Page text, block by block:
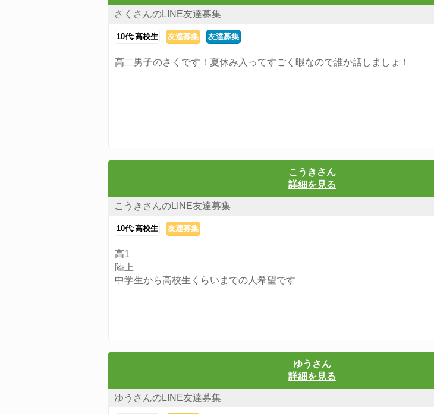
さくさんのLINE友達募集
10代:高校生 友達募集 友達募集
高二男子のさくです！夏休み入ってすごく暇なので誰か話しましょ！
こうきさん
詳細を見る
こうきさんのLINE友達募集
10代:高校生 友達募集
高1
陸上
中学生から高校生くらいまでの人希望です
ゆうさん
詳細を見る
ゆうさんのLINE友達募集